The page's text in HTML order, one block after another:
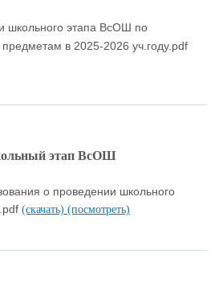
школьного этапа ВсОШ по
в 2025-2026 уч.году.pdf
этап ВсОШ
о проведении школьного
(скачать) (посмотреть)